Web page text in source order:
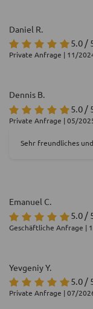
Daniel R.
5.0 /
Private Anfrage | 11/
Dennis B.
5.0 /
Private Anfrage | 05/
Sehr freundliches
Emanuel C.
5.0 /
Geschäftliche Anfrage |
Yevgeniy Y.
5.0 /
Private Anfrage | 07/